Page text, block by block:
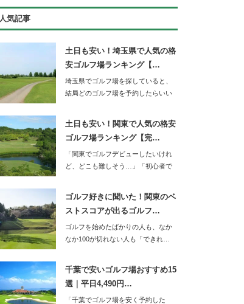
人気記事
土日も安い！埼玉県で人気の格
安ゴルフ場ランキング【…
埼玉県でゴルフ場を探していると、
結局どのゴルフ場を予約したらいい
土日も安い！関東で人気の格安
ゴルフ場ランキング【完…
「関東でゴルフデビューしたいけれ
ど、どこも難しそう…」「初心者で
ゴルフ好きに聞いた！関東のベ
ストスコアが出るゴルフ…
ゴルフを始めたばかりの人も、なか
なか100が切れない人も「できれ…
千葉で安いゴルフ場おすすめ15
選｜平日4,490円…
「千葉でゴルフ場を安く予約した